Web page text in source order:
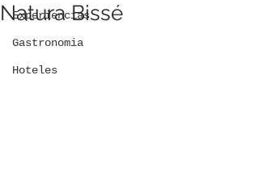
Experiencias
Gastronomia
Hoteles
Natura Bissé